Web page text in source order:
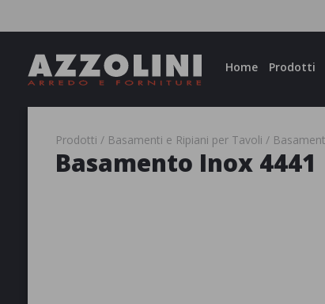
Home Prodotti
Prodotti Basamenti e Ripiani per Tavoli
Basamento Inox 4441